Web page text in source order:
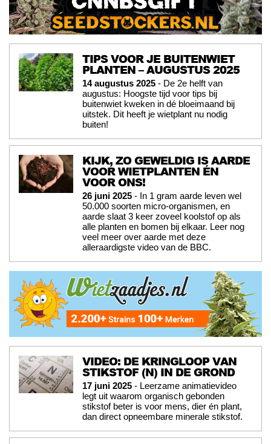
TIPS VOOR JE BUITENWIET
PLANTEN – AUGUSTUS 2025
14 augustus 2025 - De 2e helft van
augustus: Hoogste tijd voor tips bij
buitenwiet kweken in dé bloeimaand bij
uitstek. Dit heeft je wietplant nu nodig
buiten!
KIJK, ZO GEWELDIG IS AARDE
VOOR WIETPLANTEN ÉN
VOOR ONS!
26 juni 2025 - In 1 gram aarde leven wel
50.000 soorten micro-organismen, en
aarde slaat 3 keer zoveel koolstof op als
alle planten en bomen bij elkaar. Leer nog
veel meer over aarde met deze
alleraardigste video van de BBC.
VIDEO: DE KRINGLOOP VAN
STIKSTOF (N) IN DE GROND
17 juni 2025 - Leerzame animatievideo
legt uit waarom organisch gebonden
stikstof beter is voor mens, dier én plant,
dan direct opneembare minerale stikstof.